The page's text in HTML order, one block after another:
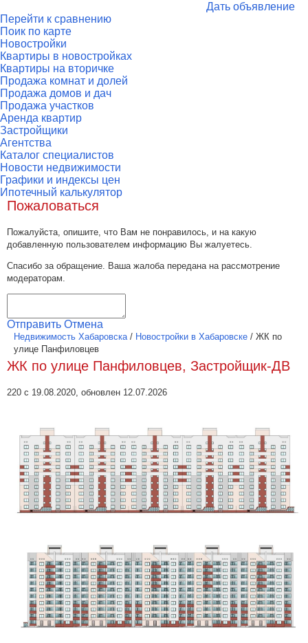
Дать объявление
Перейти к сравнению
Поик по карте
Новостройки
Квартиры в новостройках
Квартиры на вторичке
Продажа комнат и долей
Продажа домов и дач
Продажа участков
Аренда квартир
Застройщики
Агентства
Каталог специалистов
Новости недвижимости
Графики и индексы цен
Ипотечный калькулятор
Пожаловаться
Пожалуйста, опишите, что Вам не понравилось, и на какую
добавленную пользователем информацию Вы жалуетесь.
Спасибо за обращение. Ваша жалоба передана на рассмотрение
модераторам.
Отправить Отмена
Недвижимость Хабаровска/ Новостройки в Хабаровске / ЖК по
улице Панфиловцев
ЖК по улице Панфиловцев, Застройщик-ДВ
220 с 19.08.2020, обновлен 12.07.2026